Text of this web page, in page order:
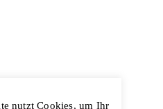
nutzt Cookies, um Ihr